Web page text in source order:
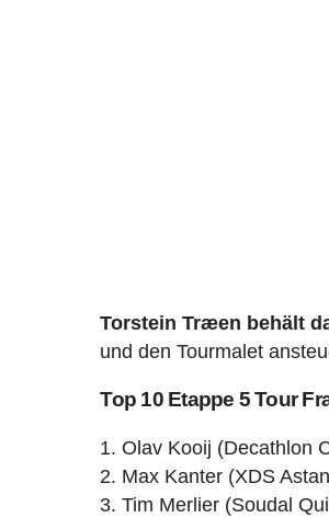
Torstein Træen behält
und den Tourmalet
Top 10 Etappe 5 Tour
1. Olav Kooij (Decathlon
2. Max Kanter (XDS
3. Tim Merlier (Soudal